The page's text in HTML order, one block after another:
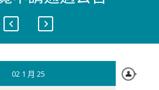
02 1 月 25